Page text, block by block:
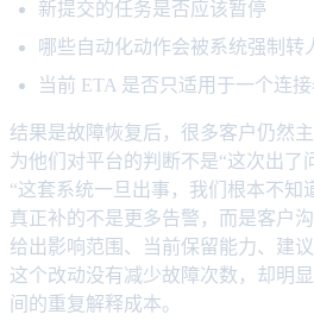
新提交的任务是否应该暂停
哪些自动化动作会被系统强制转
当前 ETA 是否只适用于一个连
结果是故障恢复后，很多客户仍然
为他们对平台的判断不是“这次出了
“这套系统一旦出事，我们根本不知
真正补的不是更多告警，而是客户
给出影响范围、当前保留能力、建
这个改动没有减少故障次数，却明
间的重复解释成本。